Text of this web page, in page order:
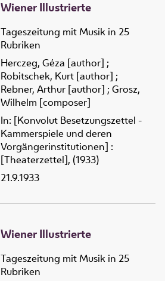
Wiener Illustrierte
Tageszeitung mit Musik in 25
Rubriken
Herczeg, Géza [author] ;
Robitschek, Kurt [author] ;
Rebner, Arthur [author] ; Grosz,
Wilhelm [composer]
In: [Konvolut Besetzungszettel -
Kammerspiele und deren
Vorgängerinstitutionen] :
[Theaterzettel], (1933)
21.9.1933
Wiener Illustrierte
Tageszeitung mit Musik in 25
Rubriken